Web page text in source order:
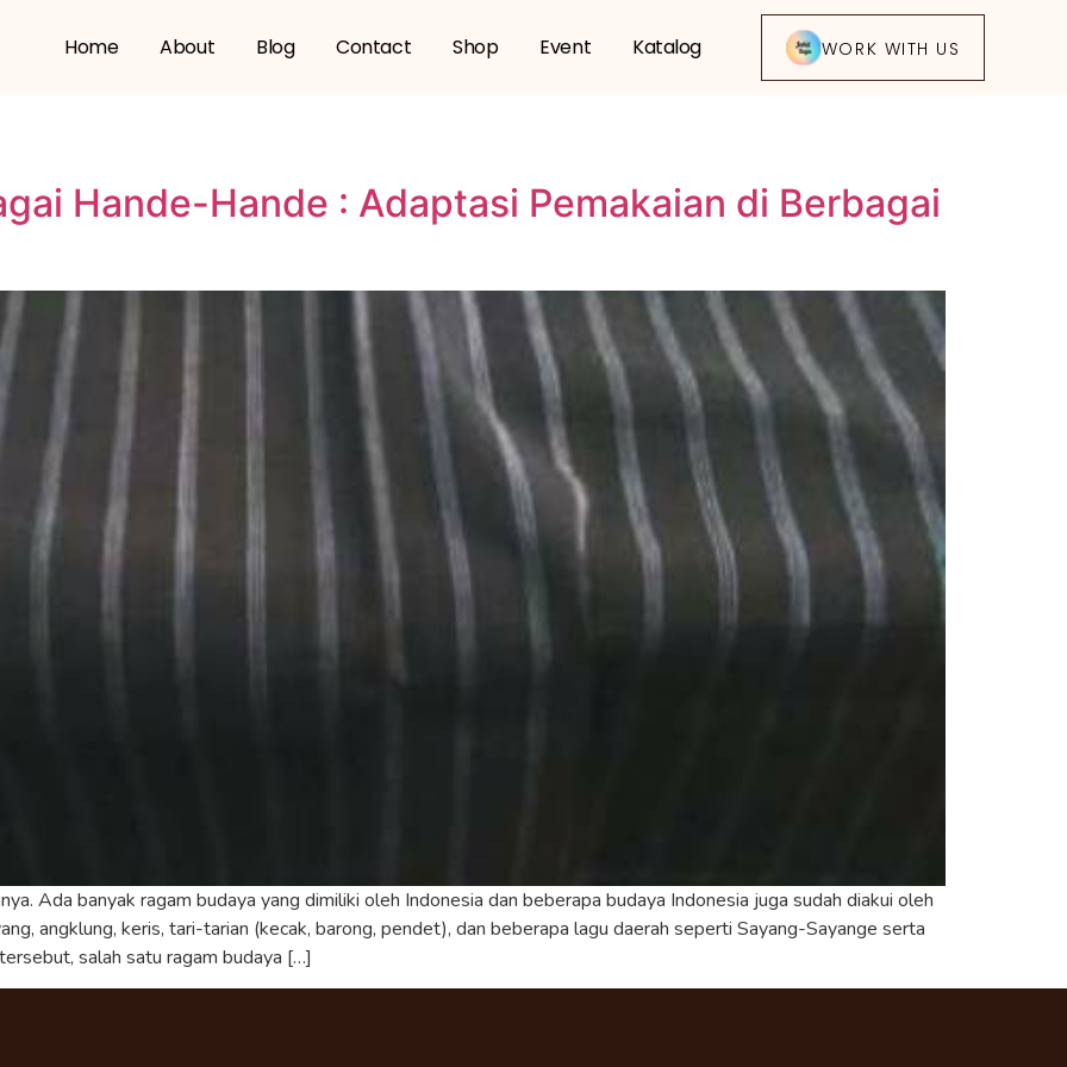
Home About Blog Contact Shop Event Katalog WORK WITH US
Hande-Hande : Adaptasi Pemakaian di Berbagai
Ada banyak ragam budaya yang dimiliki oleh Indonesia dan beberapa budaya Indonesia juga sudah diakui oleh
angklung, keris, tari-tarian (kecak, barong, pendet), dan beberapa lagu daerah seperti Sayang-Sayange serta
salah satu ragam budaya […]